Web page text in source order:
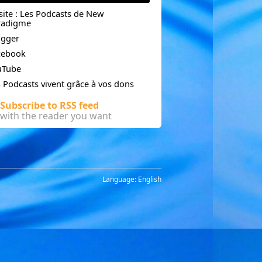
par les mots et par le cœur,
: Les Podcasts de New
Podcasts vivent grâce à vos dons
Subscribe to RSS feed
with the reader you want
Language: English